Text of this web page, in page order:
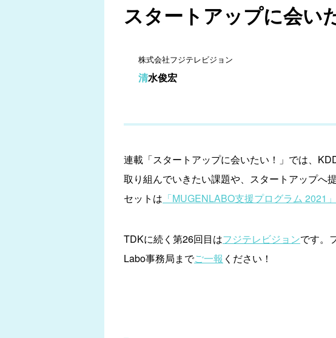
スタートアップに会い
株式会社フジテレビジョン
清水俊宏
連載「スタートアップに会いたい！」では、
取り組んでいきたい課題や、スタートアップへ
セットは 「MUGENLABO支援プログラム 2021」
TDKに続く第26回目はフジテレビジョンです。
Labo事務局までご一報 ください！